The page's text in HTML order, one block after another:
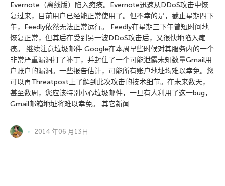
Evernote（离线版）陷入瘫痪。Evernote迅速从DDoS攻击中恢
复过来，目前用户已经能正常使用了。但不幸的是，截止星期四下
午，Feedly依然无法正常运行。 Feedly在星期三下午曾短时间地
恢复正常，但其后在受到另一波DDoS攻击后，又很快地陷入瘫
痪。 继续注意垃圾邮件 Google在本周早些时候对其服务内的一个
非常严重漏洞打了补丁，并封住了一个可能泄露未知数量Gmail用
户账户的漏洞。一些报告估计，可能所有账户地址均难以幸免。您
可以再Threatpost上了解到此次攻击的技术细节。在未来数天，
甚至数周，您应该特别小心垃圾邮件，一旦有人利用了这一bug，
Gmail邮箱地址将难以幸免。 其它新闻
2014 年06 月13日